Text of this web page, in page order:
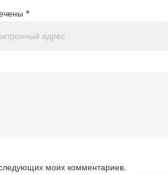
*
моих комментариев.